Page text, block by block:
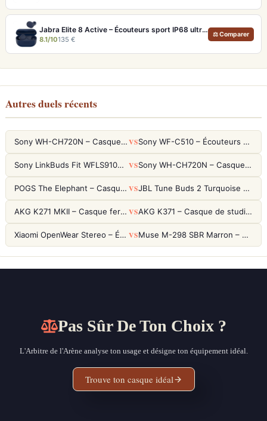
Jabra Elite 8 Active – Écouteurs sport IP68 ultra-robustes et ANC
8.1/10135 €
⚖ Comparer
Autres duels récents
Sony WH-CH720N – Casque ANC 35h, Ultra-léger (192g) avec Processeur V1 VS Sony WF-C510 – Écouteurs True Wireless compacts, autonomie 22h et multipoint
Sony LinkBuds Fit WFLS910NW Blanc – Écouteurs Sport Ailes ANC VS Sony WH-CH720N – Casque ANC 35h, Ultra-léger (192g) avec Processeur V1
POGS The Elephant – Casque Filaire Enfants 85dB POGS-Safe™ (Éco-Responsable) VS JBL Tune Buds 2 Turquoise – Écouteurs True Wireless avec ANC et autonomie 48h
AKG K271 MKII – Casque fermé studio fiable pour une écoute neutre VS AKG K371 – Casque de studio fermé 50mm titane, réponse 5Hz-50kHz
Xiaomi OpenWear Stereo – Écouteurs Open-Ear Hi-Res avec réduction de fuite sonore VS Muse M-298 SBR Marron – Casque Bluetooth ANC avec 66h d'autonomie
Pas Sûr De Ton Choix ?
L'Arbitre de l'Arène analyse ton usage et désigne ton équipement idéal.
Trouve ton casque idéal